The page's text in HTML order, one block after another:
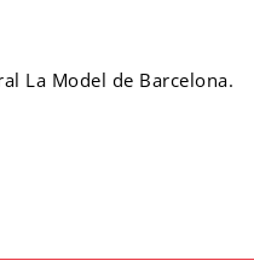
La Model de Barcelona.